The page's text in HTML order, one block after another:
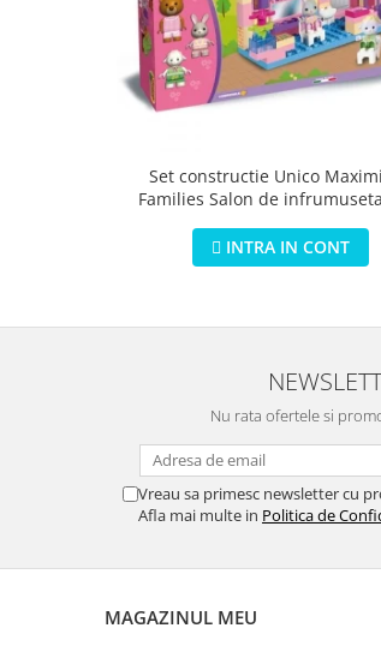
Set constructie Unico
Families Salon de
INTRA IN CONT
Nu rata ofertele si
Vreau sa primesc newsletter cu
Afla mai multe in Politica de
MAGAZINUL MEU